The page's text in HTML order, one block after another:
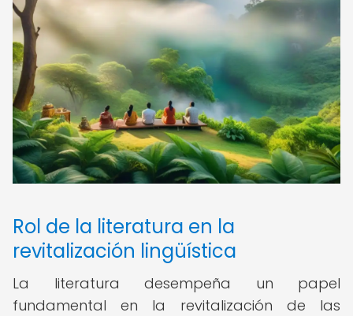
Rol de la literatura en la
revitalización lingüística
La literatura desempeña un papel
fundamental en la revitalización de las